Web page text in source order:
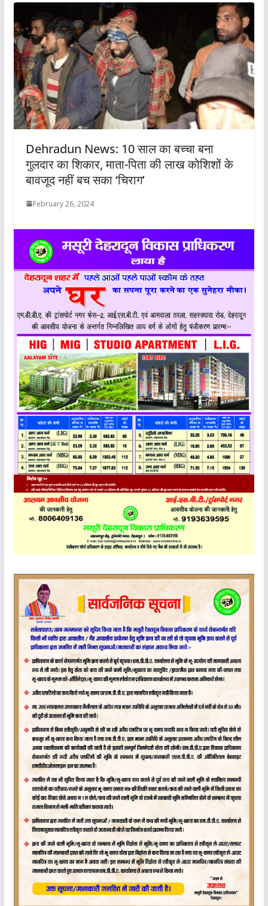
Dehradun News: 10 साल का बच्चा बना
गुलदार का शिकार, माता-पिता की लाख कोशिशों के
बावजूद नहीं बच सका ‘चिराग’
February 26, 2024